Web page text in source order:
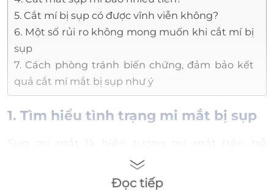
5. Cắt mí bị sụp có được vĩnh viễn không?
6. Một số rủi ro không mong muốn khi cắt mí bị
sụp
7. Cách phòng tránh biến chứng, đảm bảo kết
quả cắt mí mắt bị sụp như ý
1. Tìm hiểu tình trạng mi mắt bị sụp
xuống, che phủ tròng đen nhiều hơn 2mm
hoặc khoảng cách giữa tâm giác mạc và bờ tự
Đọc tiếp